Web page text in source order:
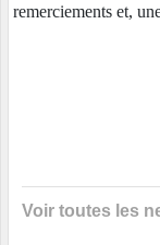
remerciements et,
Voir toutes les